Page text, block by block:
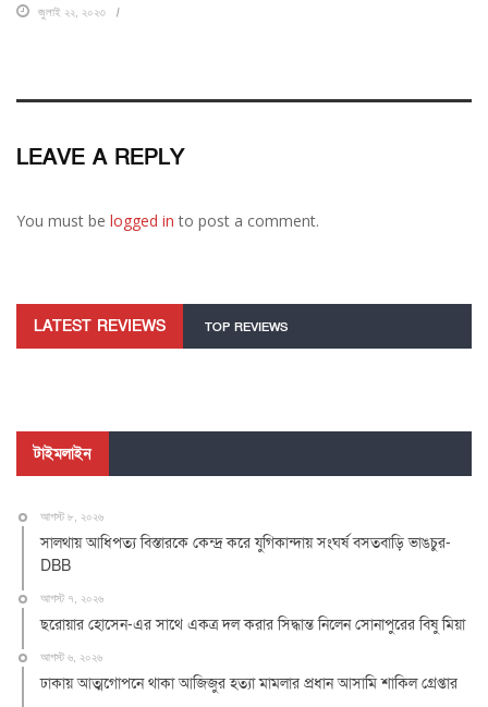
জুলাই ২২, ২০২৩
LEAVE A REPLY
You must be logged in to post a comment.
LATEST REVIEWS TOP REVIEWS
টাইমলাইন
আগস্ট ৮, ২০২৬
সালথায় আধিপত্য বিস্তারকে কেন্দ্র করে যুগিকান্দায় সংঘর্ষ বসতবাড়ি ভাঙচুর-
DBB
আগস্ট ৭, ২০২৬
ছরোয়ার হোসেন-এর সাথে একত্র দল করার সিদ্ধান্ত নিলেন সোনাপুরের বিষু মিয়া
আগস্ট ৬, ২০২৬
ঢাকায় আত্মগোপনে থাকা আজিজুর হত্যা মামলার প্রধান আসামি শাকিল গ্রেপ্তার